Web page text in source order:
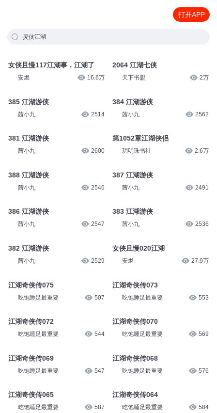
打开APP
灵侠江湖
女侠且慢117江湖事，江湖了
安燃 16.6万
385 江湖游侠
茜小九 2514
381 江湖游侠
茜小九 2600
388 江湖游侠
茜小九 2546
386 江湖游侠
茜小九 2547
382 江湖游侠
茜小九 2529
江湖奇侠传075
吃饱睡足最重要 507
江湖奇侠传072
吃饱睡足最重要 544
江湖奇侠传069
吃饱睡足最重要 547
江湖奇侠传065
吃饱睡足最重要 587
2064 江湖七侠
天下书盟 2万
384 江湖游侠
茜小九 2562
第1052章江湖侠侣
玥明珠书社 2.6万
387 江湖游侠
茜小九 2491
383 江湖游侠
茜小九 2536
女侠且慢020江湖
安燃 27.9万
江湖奇侠传073
吃饱睡足最重要 553
江湖奇侠传070
吃饱睡足最重要 569
江湖奇侠传068
吃饱睡足最重要 576
江湖奇侠传064
吃饱睡足最重要 584